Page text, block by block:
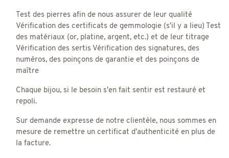
Test des pierres afin de nous assurer de leur qualité
Vérification des certificats de gemmologie (s'il y a lieu) Test
des matériaux (or, platine, argent, etc.) et de leur titrage
Vérification des sertis Vérification des signatures, des
numéros, des poinçons de garantie et des poinçons de
maître
Chaque bijou, si le besoin s'en fait sentir est restauré et
repoli.
Sur demande expresse de notre clientèle, nous sommes en
mesure de remettre un certificat d'authenticité en plus de
la facture.